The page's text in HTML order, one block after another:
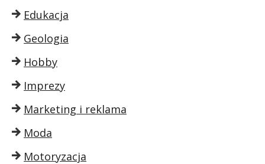
Edukacja
Geologia
Hobby
Imprezy
Marketing i reklama
Moda
Motoryzacja